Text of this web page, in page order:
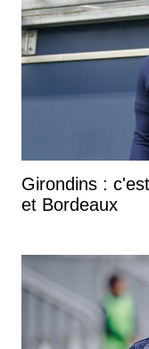
Girondins :
et Bordeaux